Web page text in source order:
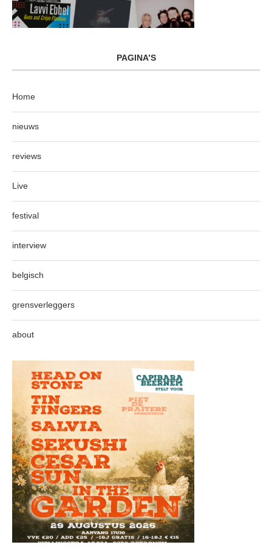
PAGINA’S
Home
nieuws
reviews
Live
festival
interview
belgisch
grensverleggers
about